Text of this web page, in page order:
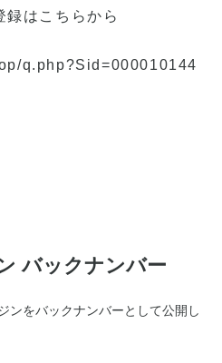
録はこちらから
q.php?Sid=000010144
バックナンバー
ンをバックナンバーとして公開し